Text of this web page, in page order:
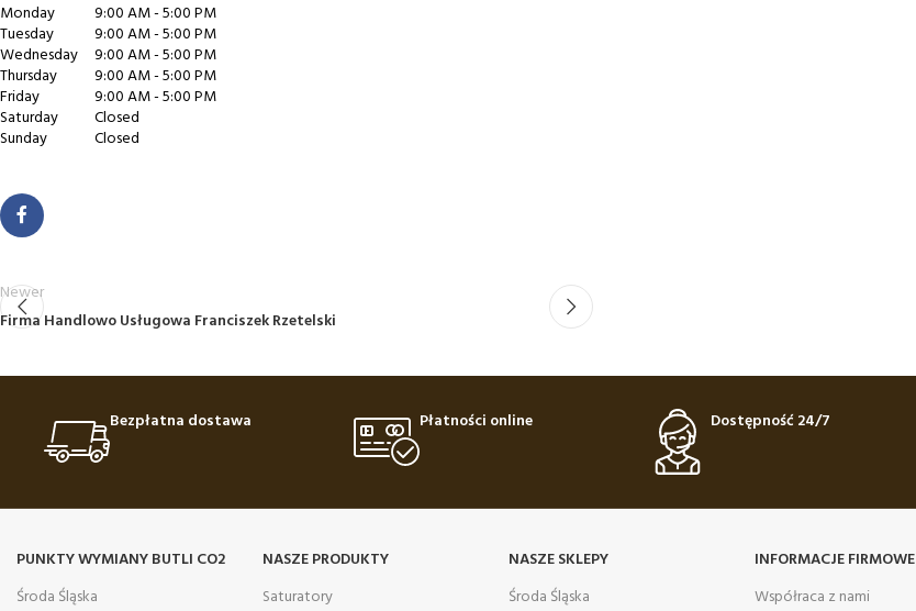
Monday
9:00 AM - 5:00 PM
Tuesday
9:00 AM - 5:00 PM
Wednesday
9:00 AM - 5:00 PM
Thursday
9:00 AM - 5:00 PM
Friday
9:00 AM - 5:00 PM
Saturday
Closed
Sunday
Closed
Newer
Firma Handlowo Usługowa Franciszek Rzetelski
Bezpłatna dostawa Płatności online Dostępność 24/7
PUNKTY WYMIANY BUTLI CO2
Środa Śląska
NASZE PRODUKTY
Saturatory
NASZE SKLEPY
Środa Śląska
INFORMACJE FIRMOWE
Współraca z nami